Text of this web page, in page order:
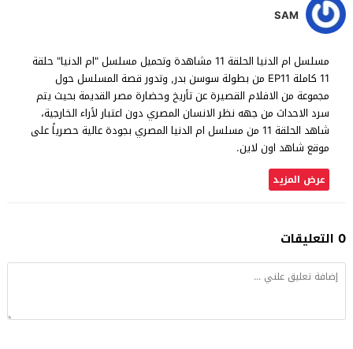
SAM
مسلسل ام الدنيا الحلقة 11 مشاهدة وتحميل مسلسل "ام الدنيا" حلقة
11 كاملة EP11 من بطولة سوسن بدر, وتدور قصة المسلسل حول
مجموعة من الافلام القصيرة عن تأريخ وحضارة مصر القديمة بحيث يتم
سرد الاحداث من جهه نظر الانسان المصري دون اعتبار لأراء الخارجية،
شاهد الحلقة 11 من مسلسل ام الدنيا المصري بجودة عالية حصرياً على
موقع شاهد اون لاين.
عرض المزيد
0 التعليقات